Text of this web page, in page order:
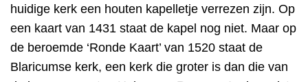
huidige kerk een houten kapelletje verrezen zijn. Op
een kaart van 1431 staat de kapel nog niet. Maar op
de beroemde ‘Ronde Kaart’ van 1520 staat de
Blaricumse kerk, een kerk die groter is dan die van